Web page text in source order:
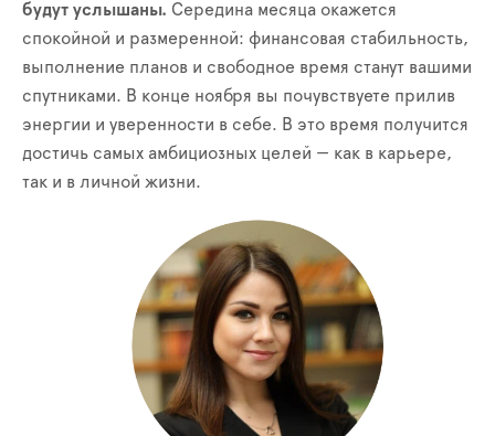
будут услышаны. Середина месяца окажется
спокойной и размеренной: финансовая стабильность,
выполнение планов и свободное время станут вашими
спутниками. В конце ноября вы почувствуете прилив
энергии и уверенности в себе. В это время получится
достичь самых амбициозных целей — как в карьере,
так и в личной жизни.